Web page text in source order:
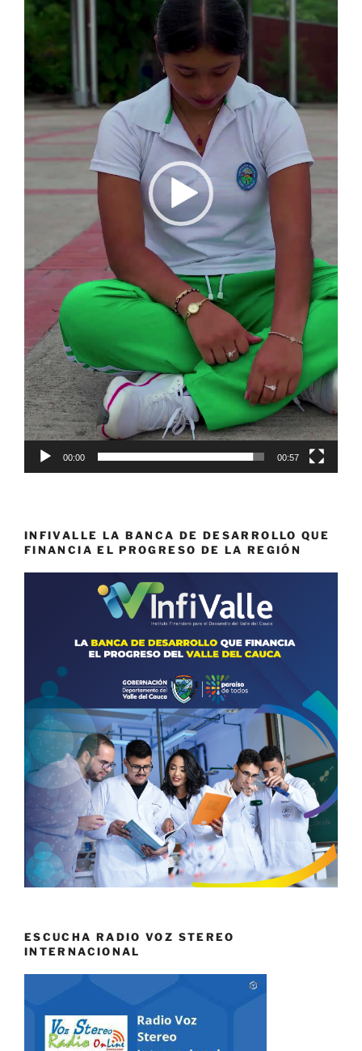
00:00 00:57
INFIVALLE LA BANCA DE DESARROLLO QUE
FINANCIA EL PROGRESO DE LA REGIÓN
ESCUCHA RADIO VOZ STEREO
INTERNACIONAL